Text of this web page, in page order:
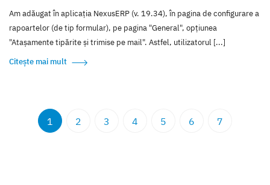
Am adăugat în aplicația NexusERP (v. 19.34), în pagina de configurare a
rapoartelor (de tip formular), pe pagina "General", opțiunea
"Atașamente tipărite și trimise pe mail". Astfel, utilizatorul [...]
Citește mai mult
1 2 3 4 5 6 7